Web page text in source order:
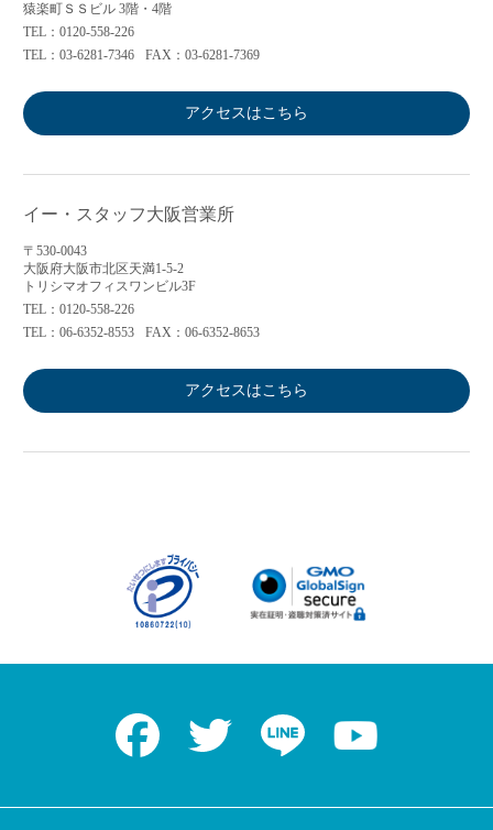
猿楽町ＳＳビル 3階・4階
TEL：0120-558-226
TEL：03-6281-7346
FAX：03-6281-7369
アクセスはこちら
イー・スタッフ大阪営業所
〒530-0043
大阪府大阪市北区天満1-5-2
トリシマオフィスワンビル3F
TEL：0120-558-226
TEL：06-6352-8553
FAX：06-6352-8653
アクセスはこちら
Facebook Twitter LINE